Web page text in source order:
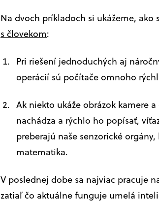
Na dvoch príkladoch si ukážeme,
s človekom:
Pri riešení jednoduchých aj
operácií sú počítače omnoho
Ak niekto ukáže obrázok kamere
nachádza a rýchlo ho popísať,
preberajú naše senzorické
matematika.
V poslednej dobe sa najviac pracuje
zatiaľ čo aktuálne funguje umelá